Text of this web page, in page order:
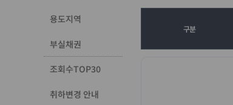
용도지역
부실채권
조회수TOP30
취하변경 안내
구분